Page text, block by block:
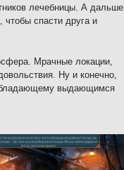
лечебницы. А дальше
чтобы спасти друга и
Мрачные локации,
Ну и конечно,
выдающимся